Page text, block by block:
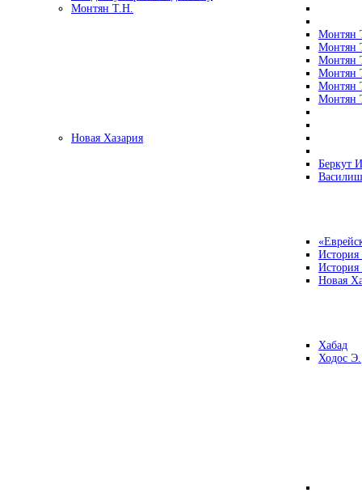
Монтян Т.Н.
Монтян
Монтян
Монтян
Монтян
Монтян
Монтян
Новая Хазария
Беркут
Новая
Хабад
Ходос Э.